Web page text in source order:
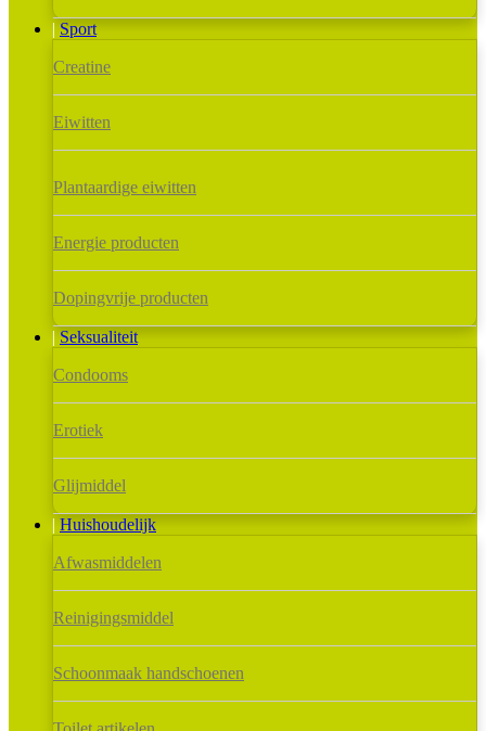
Sport
Creatine
Eiwitten
Plantaardige eiwitten
Energie producten
Dopingvrije producten
Seksualiteit
Condooms
Erotiek
Glijmiddel
Huishoudelijk
Afwasmiddelen
Reinigingsmiddel
Schoonmaak handschoenen